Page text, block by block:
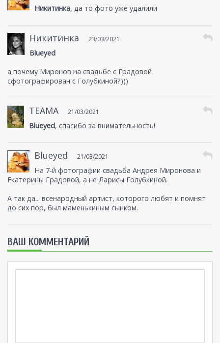
Никитинка, да то фото уже удалили
Никитинка 23/03/2021
Blueyed
а почему Миронов на свадьбе с Градовой
сфотографирован с Голубкиной?)))
ТЕАМА 21/03/2021
Blueyed, спасибо за внимательность!
Blueyed 21/03/2021
На 7-й фотографии свадьба Андрея Миронова и
Екатерины Градовой, а не Ларисы Голубкиной.
А так да... всенародный артист, которого любят и помнят
до сих пор, был маменькиным сынком.
ВАШ КОММЕНТАРИЙ